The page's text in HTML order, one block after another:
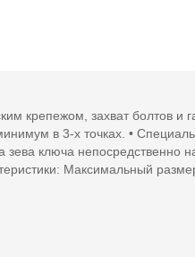
крепежом, захват болтов
в 3-х точках. •
зева ключа